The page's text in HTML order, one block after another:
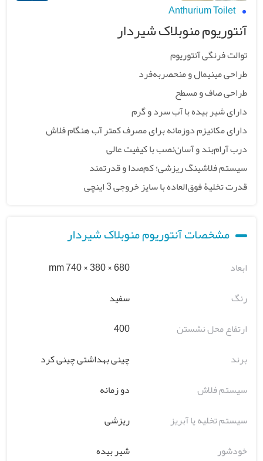
Anthurium Toilet
آنتوریوم منوبلاک شیردار
توالت فرنگی آنتوریوم
طراحی مینیمال و منحصربه‌فرد
طراحی صاف و مسطح
دارای شیر بیده با آب سرد و گرم
دارای مکانیزم دوزمانه برای مصرف کمتر آب هنگام فلاش
درب آرام‌بند و آسان‌نصب با کیفیت عالی
سیستم فلاشینگ ریزشی؛ کم‌صدا و قدرتمند
قدرت تخلیۀ فوق‌العاده با سایز خروجی 3 اینچی
مشخصات آنتوریوم منوبلاک شیردار
ابعاد
680 × 380 × 740 mm
رنگ
سفید
ارتفاع محل نشستن
400
برند
چینی بهداشتی چینی کرد
سیستم فلاش
دو زمانه
سیستم تخلیه یا آبریز
ریزشی
خودشور
شیر بیده